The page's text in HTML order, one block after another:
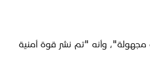
مجهولة"، وأنه "تم نشر قوة أمنية